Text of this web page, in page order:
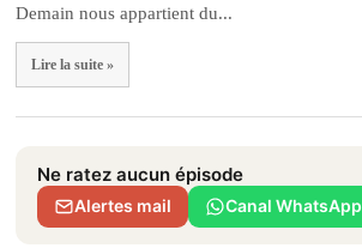
Demain nous appartient du...
Lire la suite »
Ne ratez aucun épisode
Alertes mail Canal WhatsApp